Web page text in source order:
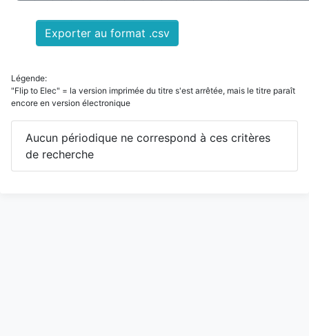
Exporter au format .csv
Légende:
"Flip to Elec" = la version imprimée du titre s'est arrêtée, mais le titre paraît
encore en version électronique
Aucun périodique ne correspond à ces critères
de recherche